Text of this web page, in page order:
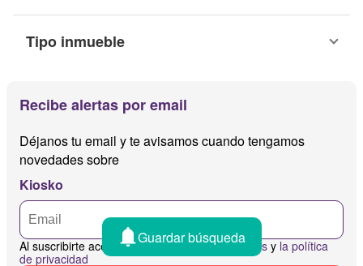
Tipo inmueble
Recibe alertas por email
Déjanos tu email y te avisamos cuando tengamos
novedades sobre
Kiosko
Al suscribirte aceptaslos términos y condiciones y la política
de privacidad
Guardar búsqueda